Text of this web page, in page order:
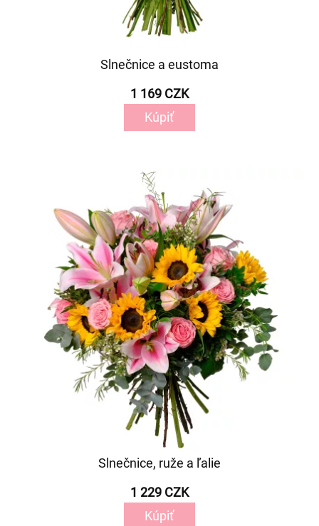
Slnečnice a eustoma
1 169 CZK
Kúpiť
Slnečnice, ruže a ľalie
1 229 CZK
Kúpiť